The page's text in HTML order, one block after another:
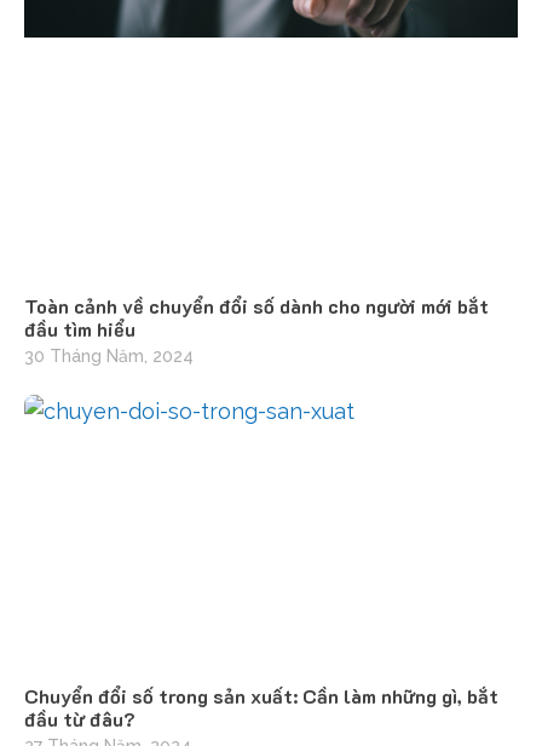
Toàn cảnh về chuyển đổi số dành cho người mới bắt
đầu tìm hiểu
30 Tháng Năm, 2024
Chuyển đổi số trong sản xuất: Cần làm những gì, bắt
đầu từ đâu?